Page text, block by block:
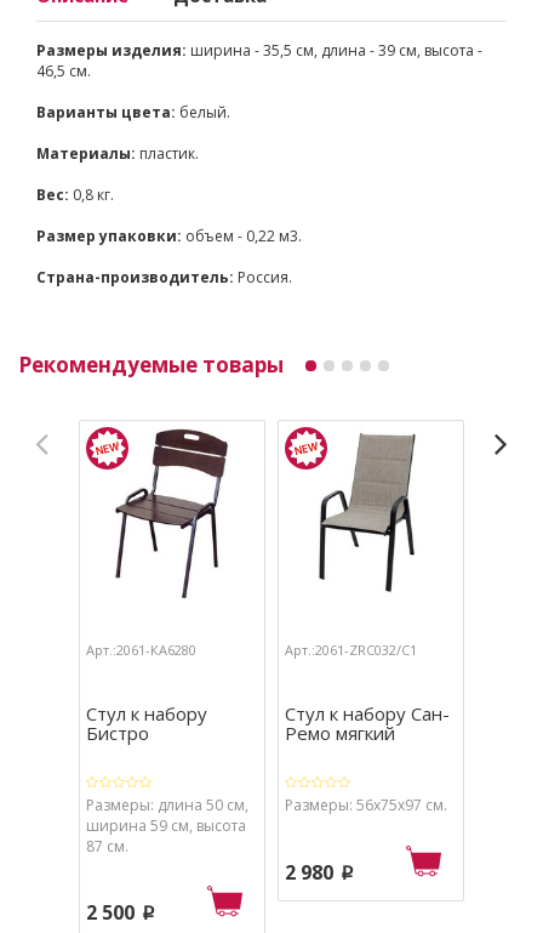
Размеры изделия: ширина - 35,5 см, длина - 39 см, высота -
46,5 см.
Варианты цвета: белый.
Материалы: пластик.
Вес: 0,8 кг.
Размер упаковки: объем - 0,22 м3.
Страна-производитель: Россия.
Рекомендуемые товары
Арт.:2061-КА6280
Стул к набору
Бистро
Размеры: длина 50 см,
ширина 59 см, высота
87 см.
2 500 p
Арт.:2061-ZRC032/С1
Стул к набору Сан-
Ремо мягкий
Размеры: 56х75х97 см.
2 980 p